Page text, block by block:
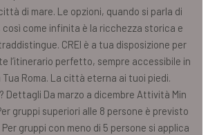
di mare. Le opzioni, quando si parla di
così come infinita è la ricchezza storica e
CREI è a tua disposizione per
l’itinerario perfetto, sempre accessibile in
Tua Roma. La città eterna ai tuoi piedi.
Dettagli Da marzo a dicembre Attività Min
gruppi superiori alle 8 persone è previsto
gruppi con meno di 5 persone si applica